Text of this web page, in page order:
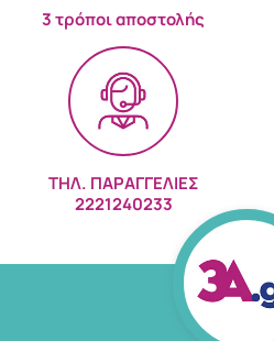
3 τρόποι αποστολής
ΤΗΛ. ΠΑΡΑΓΓΕΛΙΕΣ
2221240233